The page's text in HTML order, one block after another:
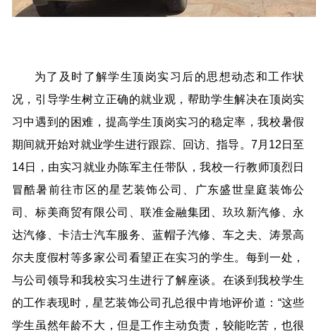
为了及时了解学生顶岗实习后的思想动态和工作状
况，引导学生树立正确的就业观，帮助学生解决在顶岗实
习中遇到的困难，提高学生顶岗实习的稳定率，我校暑假
期间就开始对就业学生进行跟踪、回访、指导。7月12日至
14日，由实习就业办陈军主任带队，我校一行教师顶烈日
冒酷暑前往市区的星艺装饰公司、广东盛世皇庭装饰公
司、标美商贸有限公司、联准金融集团、玖玖新汽修、永
达汽修、卡洁士汽车服务、蓝帽子汽修、车之夫、涛景高
尔夫度假村等多家公司看望正在实习的学生。每到一处，
与公司领导和我校实习生进行了解座谈。在谈到我校学生
的工作表现时，星艺装饰公司孔总很中肯地评价道：“这些
学生虽然年龄不大，但是工作主动负责，较能吃苦，也很